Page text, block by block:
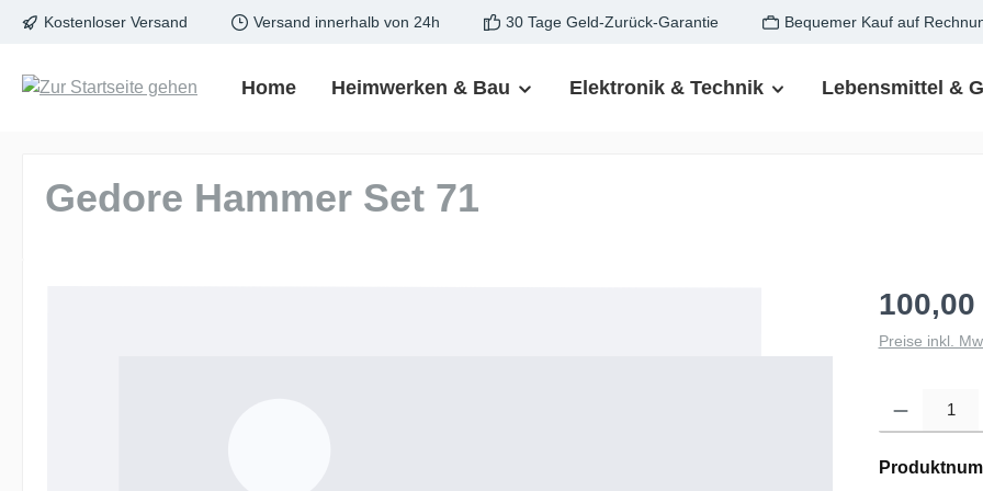
Zur Hauptnavigation springen
Kostenloser Versand Versand innerhalb von 24h 30 Tage Geld-Zurück-Garantie Bequemer Kauf auf
Home Heimwerken & Bau Elektronik & Technik Lebensmittel &
Gedore Hammer Set 71
100,00
Preise inkl.